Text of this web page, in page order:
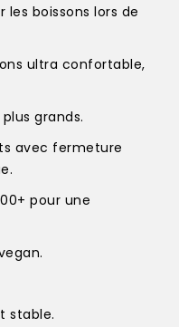
boissons lors de
ultra confortable,
grands.
avec fermeture
pour une
stable.